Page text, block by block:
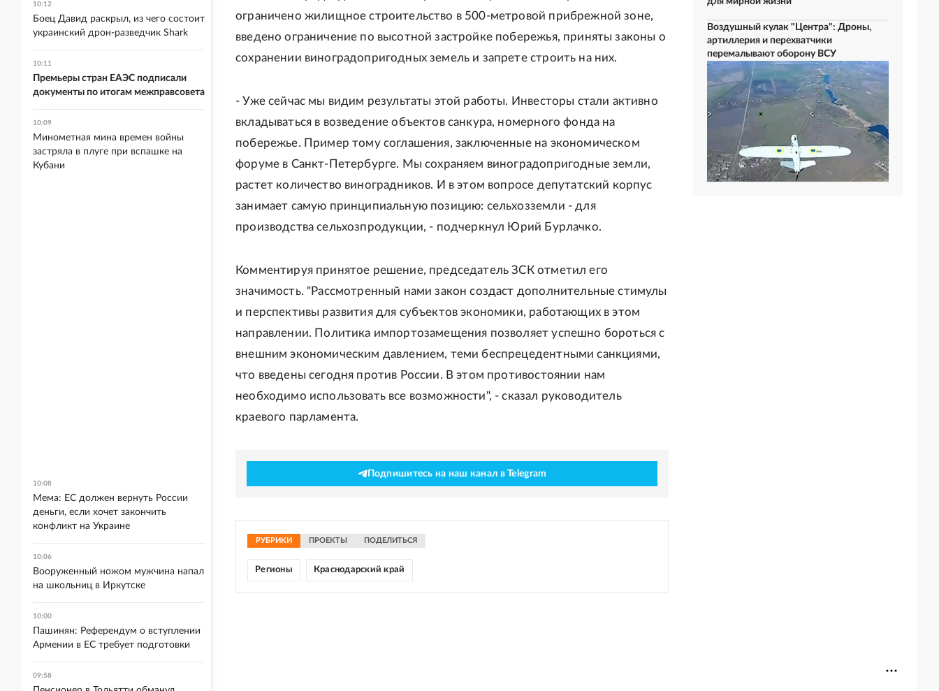
ограничено жилищное строительство в 500-метровой прибрежной зоне,
введено ограничение по высотной застройке побережья, приняты законы о
сохранении виноградопригодных земель и запрете строить на них.
- Уже сейчас мы видим результаты этой работы. Инвесторы стали активно
вкладываться в возведение объектов санкура, номерного фонда на
побережье. Пример тому соглашения, заключенные на экономическом
форуме в Санкт-Петербурге. Мы сохраняем виноградопригодные земли,
растет количество виноградников. И в этом вопросе депутатский корпус
занимает самую принципиальную позицию: сельхозземли - для
производства сельхозпродукции, - подчеркнул Юрий Бурлачко.
Комментируя принятое решение, председатель ЗСК отметил его
значимость. "Рассмотренный нами закон создаст дополнительные стимулы
и перспективы развития для субъектов экономики, работающих в этом
направлении. Политика импортозамещения позволяет успешно бороться с
внешним экономическим давлением, теми беспрецедентными санкциями,
что введены сегодня против России. В этом противостоянии нам
необходимо использовать все возможности", - сказал руководитель
краевого парламента.
Подпишитесь на наш канал в Telegram
РУБРИКИ ПРОЕКТЫ ПОДЕЛИТЬСЯ
Регионы Краснодарский край
Воздушный кулак "Центра": Дроны,
артиллерия и перехватчики
перемалывают оборону ВСУ
10:12
Боец Давид раскрыл, из чего состоит
украинский дрон-разведчик Shark
10:11
Премьеры стран ЕАЭС подписали
документы по итогам межправсовета
10:09
Минометная мина времен войны
застряла в плуге при вспашке на
Кубани
10:08
Мема: ЕС должен вернуть России
деньги, если хочет закончить
конфликт на Украине
10:06
Вооруженный ножом мужчина напал
на школьниц в Иркутске
10:00
Пашинян: Референдум о вступлении
Армении в ЕС требует подготовки
09:58